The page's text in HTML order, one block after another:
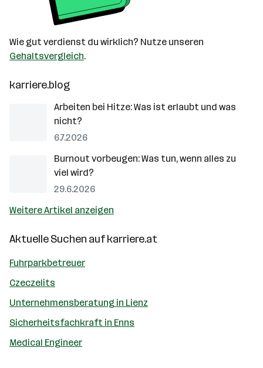
Wie gut verdienst du wirklich? Nutze unseren
Gehaltsvergleich.
karriere.blog
Arbeiten bei Hitze: Was ist erlaubt und was
nicht?
6.7.2026
Burnout vorbeugen: Was tun, wenn alles zu
viel wird?
29.6.2026
Weitere Artikel anzeigen
Aktuelle Suchen aufkarriere.at
Fuhrparkbetreuer
Czeczelits
Unternehmensberatung in Lienz
Sicherheitsfachkraft in Enns
Medical Engineer